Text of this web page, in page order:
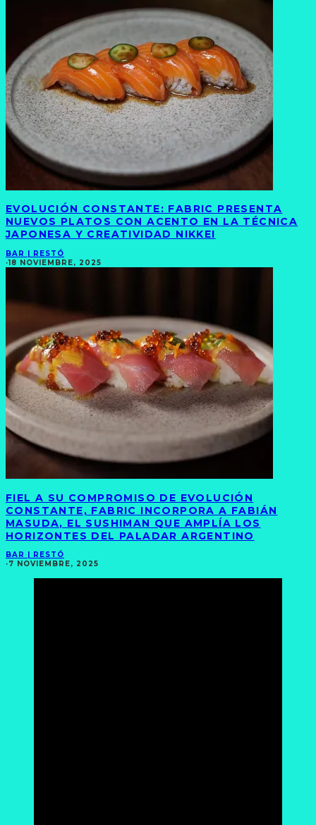
EVOLUCIÓN CONSTANTE: FABRIC PRESENTA
NUEVOS PLATOS CON ACENTO EN LA TÉCNICA
JAPONESA Y CREATIVIDAD NIKKEI
BAR | RESTÓ
·18 NOVIEMBRE, 2025
FIEL A SU COMPROMISO DE EVOLUCIÓN
CONSTANTE, FABRIC INCORPORA A FABIÁN
MASUDA, EL SUSHIMAN QUE AMPLÍA LOS
HORIZONTES DEL PALADAR ARGENTINO
BAR | RESTÓ
·7 NOVIEMBRE, 2025